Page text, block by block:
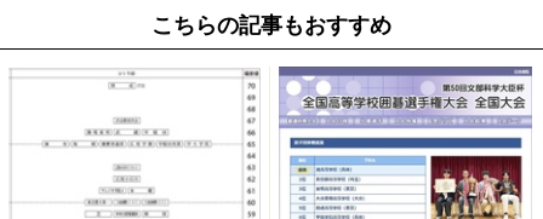
こちらの記事もおすすめ